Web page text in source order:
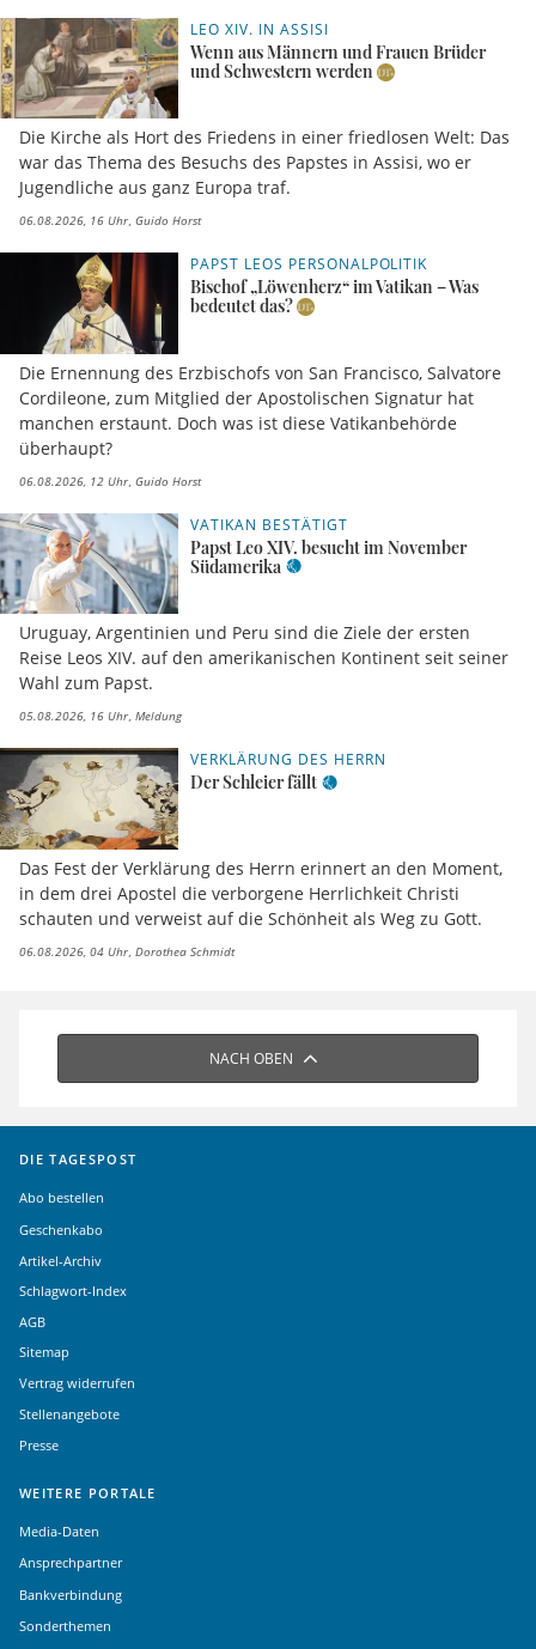
LEO XIV. IN ASSISI
Wenn aus Männern und Frauen Brüder
und Schwestern werden
Die Kirche als Hort des Friedens in einer friedlosen Welt: Das
war das Thema des Besuchs des Papstes in Assisi, wo er
Jugendliche aus ganz Europa traf.
06.08.2026, 16 Uhr Guido Horst
PAPST LEOS PERSONALPOLITIK
Bischof „Löwenherz“ im Vatikan – Was
bedeutet das?
Die Ernennung des Erzbischofs von San Francisco, Salvatore
Cordileone, zum Mitglied der Apostolischen Signatur hat
manchen erstaunt. Doch was ist diese Vatikanbehörde
überhaupt?
06.08.2026, 12 Uhr Guido Horst
VATIKAN BESTÄTIGT
Papst Leo XIV. besucht im November
Südamerika
Uruguay, Argentinien und Peru sind die Ziele der ersten
Reise Leos XIV. auf den amerikanischen Kontinent seit seiner
Wahl zum Papst.
05.08.2026, 16 Uhr Meldung
VERKLÄRUNG DES HERRN
Der Schleier fällt
Das Fest der Verklärung des Herrn erinnert an den Moment,
in dem drei Apostel die verborgene Herrlichkeit Christi
schauten und verweist auf die Schönheit als Weg zu Gott.
06.08.2026, 04 Uhr Dorothea Schmidt
NACH OBEN
DIE TAGESPOST
Abo bestellen
Geschenkabo
Artikel-Archiv
Schlagwort-Index
AGB
Sitemap
Vertrag widerrufen
Stellenangebote
Presse
WEITERE PORTALE
Media-Daten
Ansprechpartner
Bankverbindung
Sonderthemen